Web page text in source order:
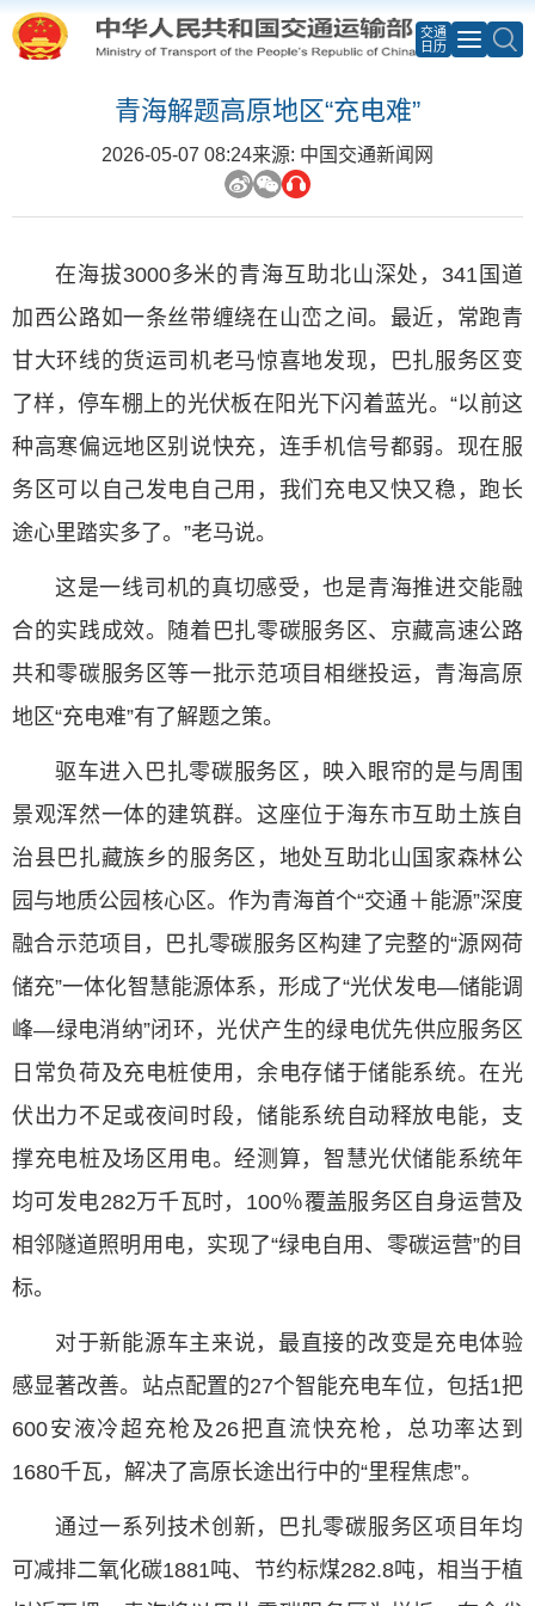
交通
日历
青海解题高原地区“充电难”
2026-05-07 08:24来源: 中国交通新闻网
在海拔3000多米的青海互助北山深处，341国道
加西公路如一条丝带缠绕在山峦之间。最近，常跑青
甘大环线的货运司机老马惊喜地发现，巴扎服务区变
了样，停车棚上的光伏板在阳光下闪着蓝光。“以前这
种高寒偏远地区别说快充，连手机信号都弱。现在服
务区可以自己发电自己用，我们充电又快又稳，跑长
途心里踏实多了。”老马说。
这是一线司机的真切感受，也是青海推进交能融
合的实践成效。随着巴扎零碳服务区、京藏高速公路
共和零碳服务区等一批示范项目相继投运，青海高原
地区“充电难”有了解题之策。
驱车进入巴扎零碳服务区，映入眼帘的是与周围
景观浑然一体的建筑群。这座位于海东市互助土族自
治县巴扎藏族乡的服务区，地处互助北山国家森林公
园与地质公园核心区。作为青海首个“交通＋能源”深度
融合示范项目，巴扎零碳服务区构建了完整的“源网荷
储充”一体化智慧能源体系，形成了“光伏发电—储能调
峰—绿电消纳”闭环，光伏产生的绿电优先供应服务区
日常负荷及充电桩使用，余电存储于储能系统。在光
伏出力不足或夜间时段，储能系统自动释放电能，支
撑充电桩及场区用电。经测算，智慧光伏储能系统年
均可发电282万千瓦时，100％覆盖服务区自身运营及
相邻隧道照明用电，实现了“绿电自用、零碳运营”的目
标。
对于新能源车主来说，最直接的改变是充电体验
感显著改善。站点配置的27个智能充电车位，包括1把
600安液冷超充枪及26把直流快充枪，总功率达到
1680千瓦，解决了高原长途出行中的“里程焦虑”。
通过一系列技术创新，巴扎零碳服务区项目年均
可减排二氧化碳1881吨、节约标煤282.8吨，相当于植